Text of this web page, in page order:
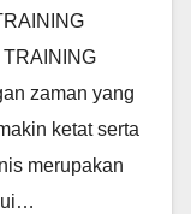
zaman yang
ketat serta
merupakan